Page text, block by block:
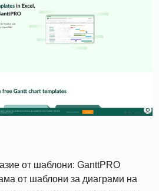
от шаблони: GanttPRO
от шаблони за диаграми на